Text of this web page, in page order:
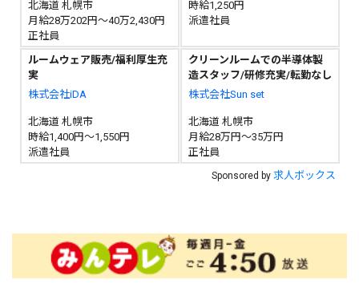
北海道 札幌市
月給28万202円～40万2,430円
正社員
時給1,250円
派遣社員
ルームウェア販売/福利厚生充
実
株式会社iDA
北海道 札幌市
時給1,400円～1,550円
派遣社員
クリーンルームでの半導体製
造スタッフ/研修充実/転勤なし
株式会社Sun set
北海道 札幌市
月給28万円～35万円
正社員
Sponsored by 求人ボックス